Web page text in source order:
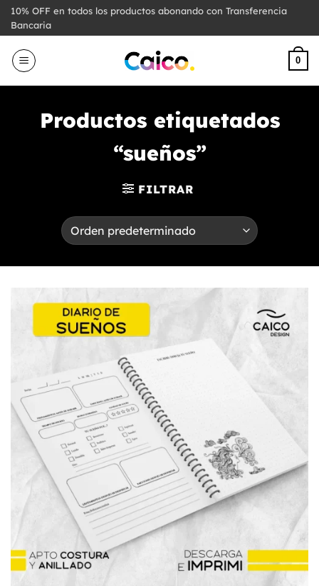
Saltar
10% OFF en todos los productos abonando con Transferencia
Bancaria
0
Productos etiquetados
“sueños”
FILTRAR